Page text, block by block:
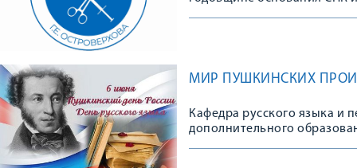
МИР ПУШКИНСКИХ
Кафедра русского языка и
дополнительного